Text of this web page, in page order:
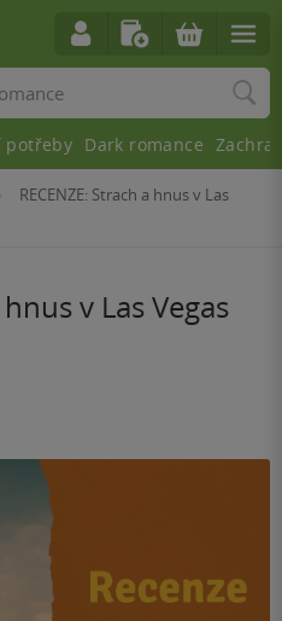
»
RECENZE: Strach a hnus v Las
v Las Vegas
potřeby Dark romance